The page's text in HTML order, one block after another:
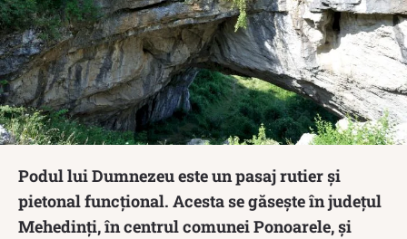
Podul lui Dumnezeu este un pasaj rutier și
pietonal funcțional. Acesta se găsește în județul
Mehedinți, în centrul comunei Ponoarele, și